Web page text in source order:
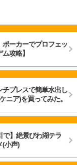
ポーカーでプロフェッ
攻略】
チプレスで簡単水出し
ニア)を買ってみた。
で】絶景びわ湖テラ
(小声)